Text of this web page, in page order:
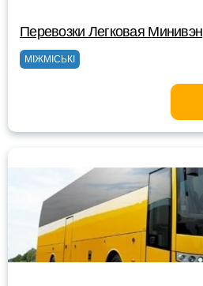
Перевозки Легковая Минивэн
МІЖМІСЬКІ